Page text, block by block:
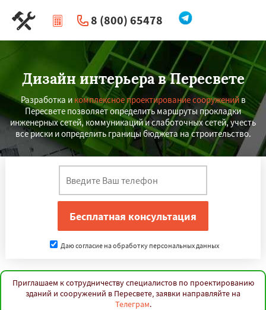
8 (800) 65478
| Перезвоните мне
Дизайн интерьера в Пересвете
Разработка и комплексное проектирование сооруженийв
Пересвете позволяет определить маршруты прокладки
инженерных сетей, коммуникаций и слаботочных сетей, учесть
все риски и определить границы бюджета на строительство.
Даю согласие на обработку персональных данных
Приглашаем к сотрудничеству специалистов по проектированию
зданий и сооружений в Пересвете, заявки направляйте на
Телеграм.